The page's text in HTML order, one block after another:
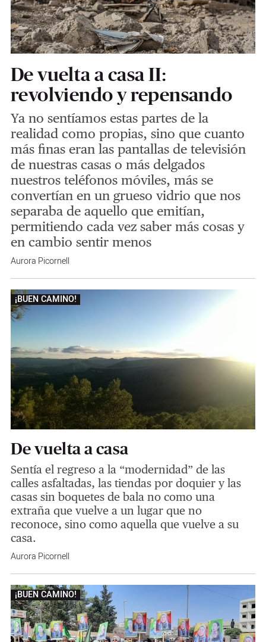
De vuelta a casa II:
revolviendo y repensando
Ya no sentíamos estas partes de la
realidad como propias, sino que cuanto
más finas eran las pantallas de televisión
de nuestras casas o más delgados
nuestros teléfonos móviles, más se
convertían en un grueso vidrio que nos
separaba de aquello que emitían,
permitiendo cada vez saber más cosas y
en cambio sentir menos
Aurora Picornell
¡BUEN CAMINO!
De vuelta a casa
Sentía el regreso a la “modernidad” de las
calles asfaltadas, las tiendas por doquier y las
casas sin boquetes de bala no como una
extraña que vuelve a un lugar que no
reconoce, sino como aquella que vuelve a su
casa.
Aurora Picornell
¡BUEN CAMINO!